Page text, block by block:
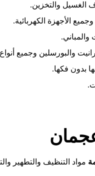
الغسيل والتخزين.
الأجهزة الكهربائية.
والبورسلين وجميع
بدون فكها.
مواد التنظيف والتطهير